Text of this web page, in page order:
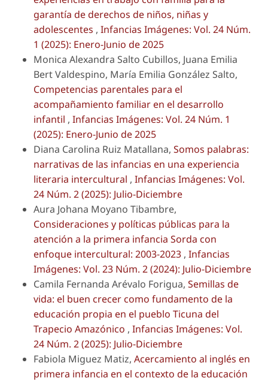
garantía de derechos de niños, niñas y
adolescentes , Infancias Imágenes: Vol. 24 Núm.
1 (2025): Enero-Junio de 2025
Monica Alexandra Salto Cubillos, Juana Emilia
Bert Valdespino, María Emilia González Salto,
Competencias parentales para el
acompañamiento familiar en el desarrollo
infantil , Infancias Imágenes: Vol. 24 Núm. 1
(2025): Enero-Junio de 2025
Diana Carolina Ruiz Matallana, Somos palabras:
narrativas de las infancias en una experiencia
literaria intercultural , Infancias Imágenes: Vol.
24 Núm. 2 (2025): Julio-Diciembre
Aura Johana Moyano Tibambre,
Consideraciones y políticas públicas para la
atención a la primera infancia Sorda con
enfoque intercultural: 2003-2023 , Infancias
Imágenes: Vol. 23 Núm. 2 (2024): Julio-Diciembre
Camila Fernanda Arévalo Forigua, Semillas de
vida: el buen crecer como fundamento de la
educación propia en el pueblo Ticuna del
Trapecio Amazónico , Infancias Imágenes: Vol.
24 Núm. 2 (2025): Julio-Diciembre
Fabiola Miguez Matiz, Acercamiento al inglés en
primera infancia en el contexto de la educación